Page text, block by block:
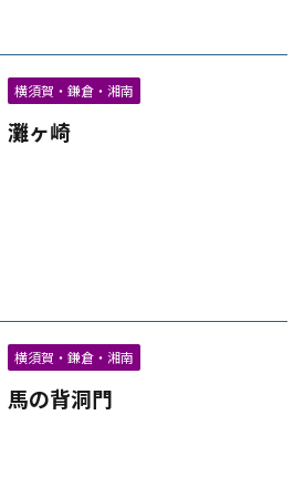
横須賀・鎌倉・湘南
灘ヶ崎
横須賀・鎌倉・湘南
馬の背洞門